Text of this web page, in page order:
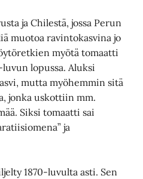
ja Chilestä, jossa Perun
muotoa ravintokasvina jo
myötä tomaatti
lopussa. Aluksi
mutta myöhemmin sitä
jonka uskottiin mm.
Siksi tomaatti sai
ja
1870-luvulta asti. Sen